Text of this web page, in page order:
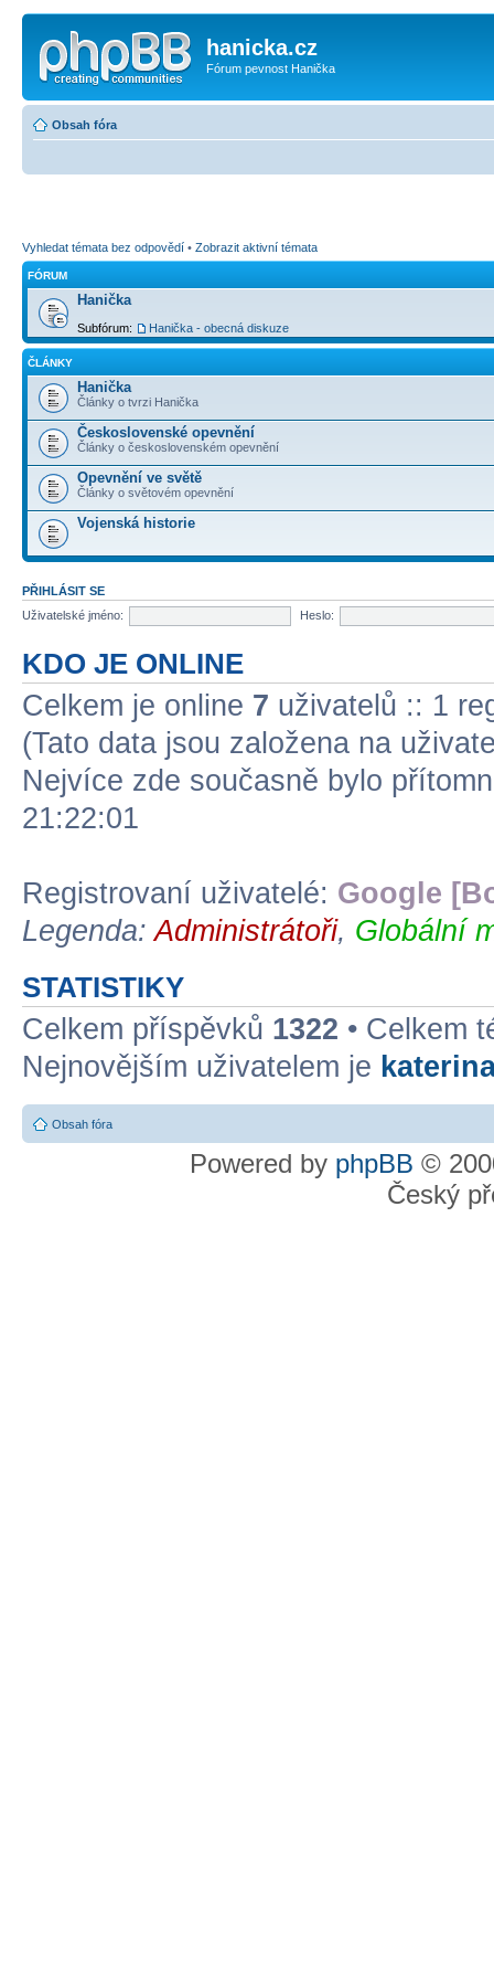
hanicka.cz
Fórum pevnost Hanička
Obsah fóra
Vyhledat témata bez odpovědí • Zobrazit aktivní témata
FÓRUM
Hanička
Subfórum: Hanička - obecná diskuze
ČLÁNKY
Hanička
Články o tvrzi Hanička
Československé opevnění
Články o československém opevnění
Opevnění ve světě
Články o světovém opevnění
Vojenská historie
PŘIHLÁSIT SE
Uživatelské jméno:
Heslo:
KDO JE ONLINE
Celkem je online 7 uživatelů :: 1
(Tato data jsou založena na
Nejvíce zde současně bylo
21:22:01
Registrovaní uživatelé: Google
Legenda:Administrátoři, Globální
STATISTIKY
Celkem příspěvků 1322 • Celkem
Nejnovějším uživatelem je
Obsah fóra
Powered by phpBB ©
Český